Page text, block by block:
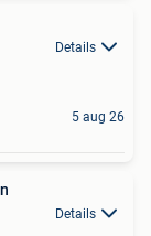
Details
5 aug 26
Details